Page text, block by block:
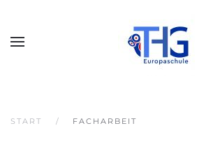
START FACHARBEIT